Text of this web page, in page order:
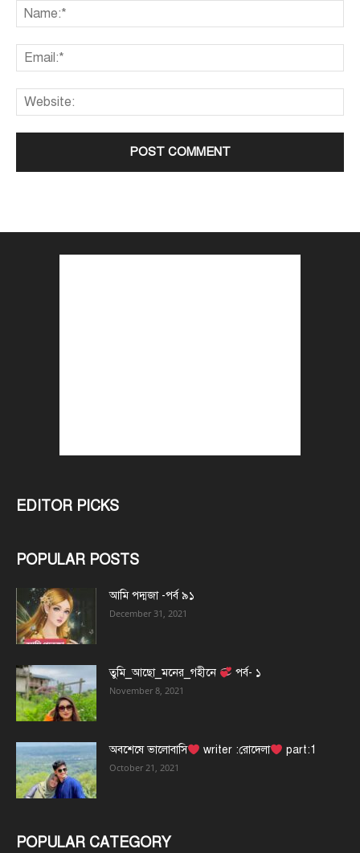
EDITOR PICKS
POPULAR POSTS
আমি পদ্মজা -পর্ব ৯১
December 31, 2021
তুমি_আছো_মনের_গহীনে পর্ব- ১
November 8, 2021
অবশেষে ভালোবাসি writer :রোদেলা part:1
October 21, 2021
POPULAR CATEGORY